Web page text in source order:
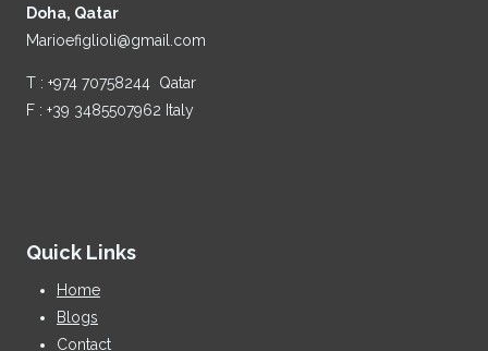
Doha, Qatar
Marioefiglioli@gmail.com
T : +974 70758244 Qatar
F : +39 3485507962 Italy
Quick Links
Home
Blogs
Contact